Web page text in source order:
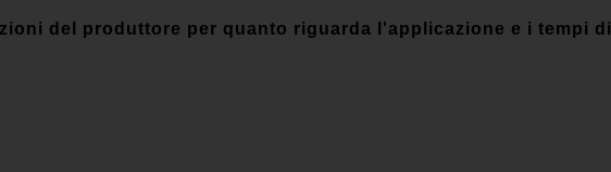
del produttore per quanto riguarda l'applicazione e i tempi